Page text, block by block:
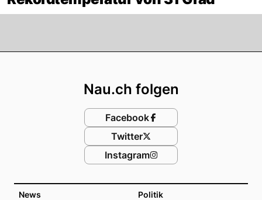
News Politik
Nau.ch folgen
Facebook
Twitter
Instagram